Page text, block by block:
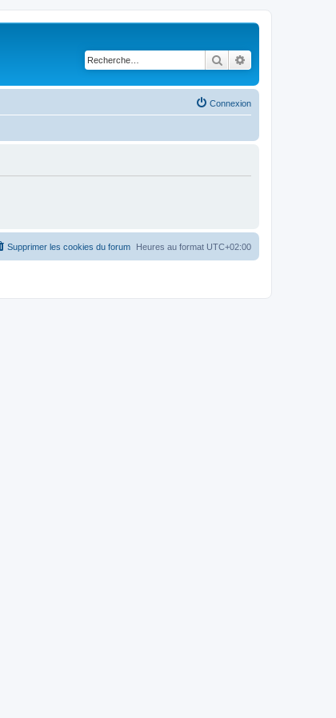
Rechercher
Connexion
Heures au format UTC+02:00
Supprimer les cookies du forum